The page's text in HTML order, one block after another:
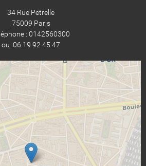
34 Rue Petrelle
75009 Paris
: 0142560300
ou 06 19 92 45 47